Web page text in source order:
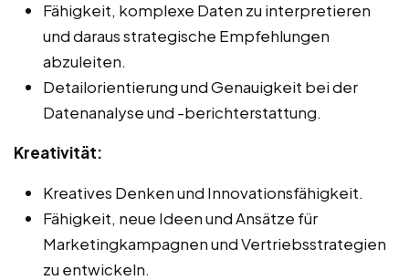
Fähigkeit, komplexe Daten zu interpretieren
und daraus strategische Empfehlungen
abzuleiten.
Detailorientierung und Genauigkeit bei der
Datenanalyse und -berichterstattung.
Kreativität:
Kreatives Denken und Innovationsfähigkeit.
Fähigkeit, neue Ideen und Ansätze für
Marketingkampagnen und Vertriebsstrategien
zu entwickeln.